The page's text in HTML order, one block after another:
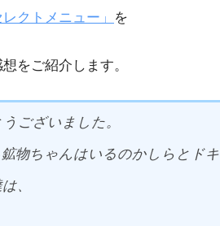
クトメニュー」 を
をご紹介します。
ございました。
物ちゃんはいるのかしらとド
、